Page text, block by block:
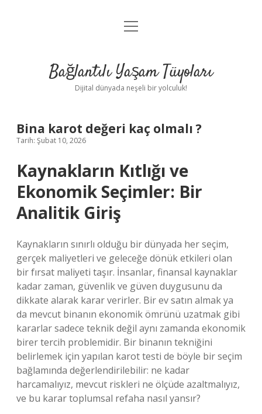
Anasayfa
Yasal Uyarı
menüyü
Bağlantılı Yaşam Tüyoları
Dijital dünyada neşeli bir yolculuk!
Bina karot değeri kaç olmalı ?
Tarih: Şubat 10, 2026
Kaynakların Kıtlığı ve
Ekonomik Seçimler: Bir
Analitik Giriş
Kaynakların sınırlı olduğu bir dünyada her seçim,
gerçek maliyetleri ve geleceğe dönük etkileri olan
bir fırsat maliyeti taşır. İnsanlar, finansal kaynaklar
kadar zaman, güvenlik ve güven duygusunu da
dikkate alarak karar verirler. Bir ev satın almak ya
da mevcut binanın ekonomik ömrünü uzatmak gibi
kararlar sadece teknik değil aynı zamanda ekonomik
birer tercih problemidir. Bir binanın tekniğini
belirlemek için yapılan karot testi de böyle bir seçim
bağlamında değerlendirilebilir: ne kadar
harcamalıyız, mevcut riskleri ne ölçüde azaltmalıyız,
ve bu karar toplumsal refaha nasıl yansır?